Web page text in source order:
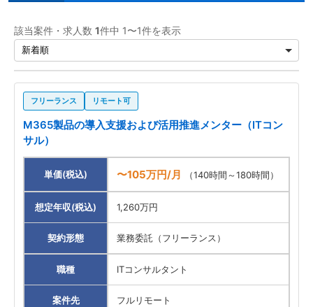
ITコンサルタント
案件先エリア
該当案件・求人数 1件中 1〜1件を表示
フリーランス リモート可
M365製品の導入支援および活用推進メンター（ITコン
サル）
単価(税込) 〜105万円/月 （140時間～180時間）
想定年収(税込) 1,260万円
契約形態 業務委託（フリーランス）
職種 ITコンサルタント
案件先 フルリモート